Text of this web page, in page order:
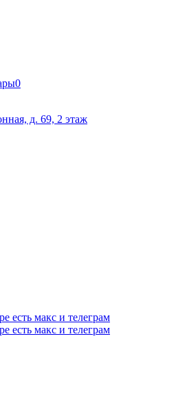
0
д. 69, 2 этаж
есть макс и телеграм
есть макс и телеграм